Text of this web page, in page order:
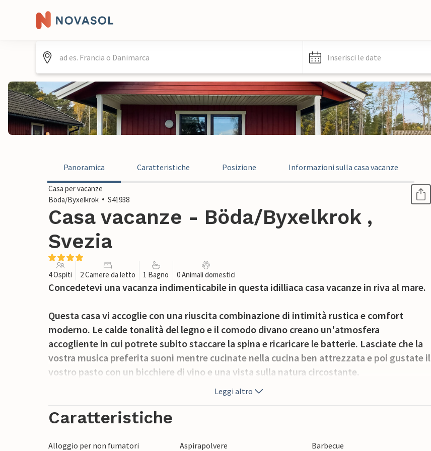
Inserisci le date
Panoramica Caratteristiche Posizione Informazioni sulla casa vacanze
Casa per vacanze
Böda/Byxelkrok
S41938
Casa vacanze - Böda/Byxelkrok ,
Svezia
4 Ospiti 2 Camere da letto 1 Bagno 0 Animali domestici
Concedetevi una vacanza indimenticabile in questa idilliaca casa vacanze in riva al mare.
Questa casa vi accoglie con una riuscita combinazione di intimità rustica e comfort
moderno. Le calde tonalità del legno e il comodo divano creano un'atmosfera
accogliente in cui potrete subito staccare la spina e ricaricare le batterie. Lasciate che la
vostra musica preferita suoni mentre cucinate nella cucina ben attrezzata e poi gustate il
vostro pasto con un bicchiere di vino e una vista sulla natura circostante.
Iniziate la giornata sulla veranda con una tazza di caffè appena fatto e una ricca
colazione. Circondati dal verde e dall'aria fresca del mare, è facile lasciar vagare i
Leggi altro
Caratteristiche
Alloggio per non fumatori Aspirapolvere
Barbecue